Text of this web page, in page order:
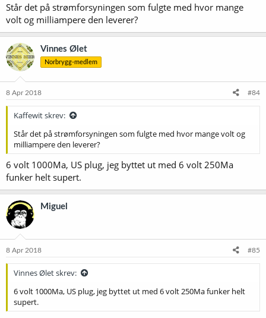
Står det på strømforsyningen som fulgte med hvor mange
volt og milliampere den leverer?
Vinnes Ølet
Norbrygg-medlem
8 Apr 2018 #84
Kaffewit skrev:
Står det på strømforsyningen som fulgte med hvor mange volt og
milliampere den leverer?
6 volt 1000Ma, US plug, jeg byttet ut med 6 volt 250Ma
funker helt supert.
Miguel
8 Apr 2018 #85
Vinnes Ølet skrev:
6 volt 1000Ma, US plug, jeg byttet ut med 6 volt 250Ma funker helt
supert.